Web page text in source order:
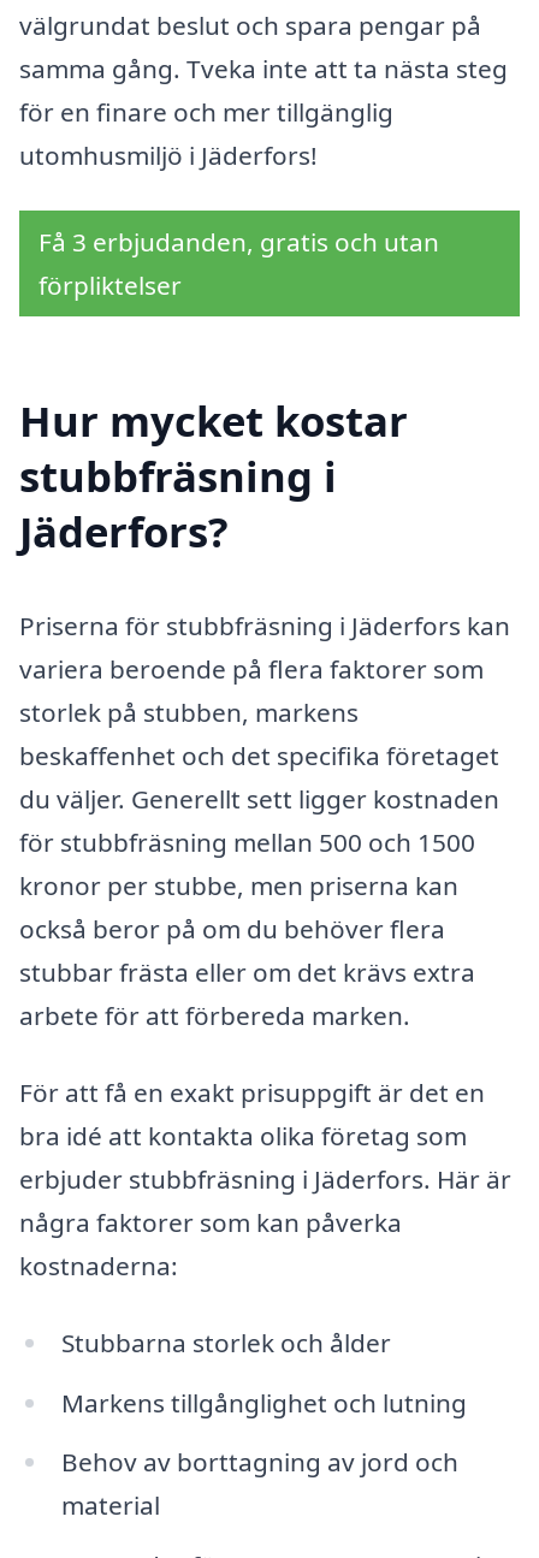
välgrundat beslut och spara pengar på
samma gång. Tveka inte att ta nästa steg
för en finare och mer tillgänglig
utomhusmiljö i Jäderfors!
Få 3 erbjudanden, gratis och utan
förpliktelser
Hur mycket kostar
stubbfräsning i
Jäderfors?
Priserna för stubbfräsning i Jäderfors kan
variera beroende på flera faktorer som
storlek på stubben, markens
beskaffenhet och det specifika företaget
du väljer. Generellt sett ligger kostnaden
för stubbfräsning mellan 500 och 1500
kronor per stubbe, men priserna kan
också beror på om du behöver flera
stubbar frästa eller om det krävs extra
arbete för att förbereda marken.
För att få en exakt prisuppgift är det en
bra idé att kontakta olika företag som
erbjuder stubbfräsning i Jäderfors. Här är
några faktorer som kan påverka
kostnaderna:
Stubbarna storlek och ålder
Markens tillgånglighet och lutning
Behov av borttagning av jord och
material